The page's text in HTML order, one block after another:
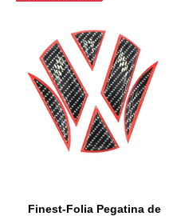
Finest-Folia Pegatina de